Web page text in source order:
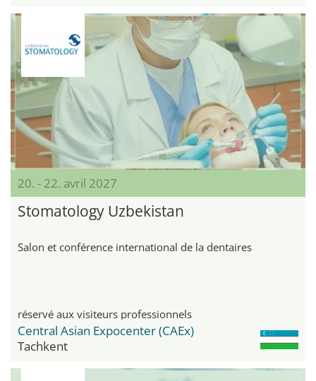
20. - 22. avril 2027
Stomatology Uzbekistan
Salon et conférence international de la dentaires
réservé aux visiteurs professionnels
Central Asian Expocenter (CAEx)
Tachkent